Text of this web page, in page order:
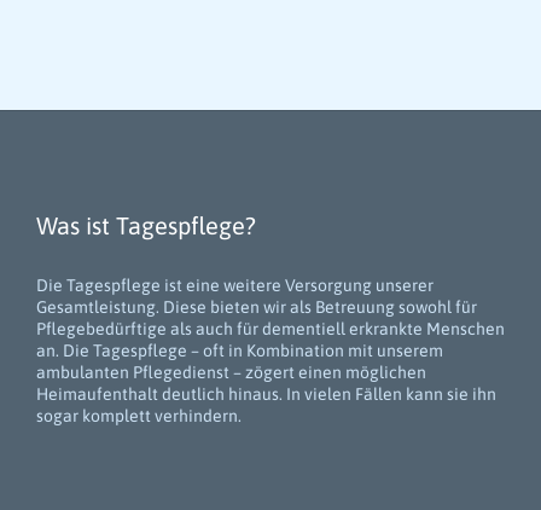
Was ist Tagespflege?
Die Tagespflege ist eine weitere Versorgung unserer
Gesamtleistung. Diese bieten wir als Betreuung sowohl für
Pflegebedürftige als auch für dementiell erkrankte Menschen
an. Die Tagespflege – oft in Kombination mit unserem
ambulanten Pflegedienst – zögert einen möglichen
Heimaufenthalt deutlich hinaus. In vielen Fällen kann sie ihn
sogar komplett verhindern.